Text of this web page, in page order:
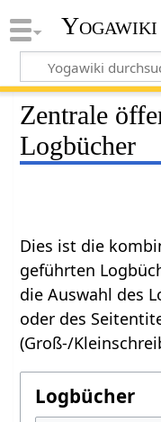
Yogawiki
Zentrale
Logbücher
Dies ist die
geführten
die Auswahl des
oder des
(Groß-/
Logbücher